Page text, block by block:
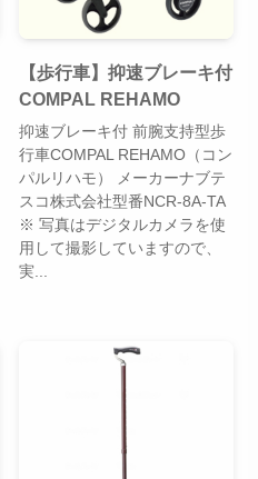
【歩行車】抑速ブレーキ付
COMPAL REHAMO
抑速ブレーキ付 前腕支持型歩
行車COMPAL REHAMO（コン
パルリハモ） メーカーナブテ
スコ株式会社型番NCR-8A-TA
※ 写真はデジタルカメラを使
用して撮影していますので、
実...